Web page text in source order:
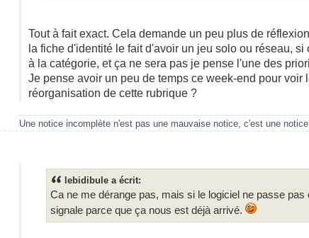
Tout à fait exact. Cela demande un peu plus de
la fiche d'identité le fait d'avoir un jeu solo ou réseau,
à la catégorie, et ça ne sera pas je pense l'une des
Je pense avoir un peu de temps ce week-end pour
réorganisation de cette rubrique ?
Une notice incomplète n'est pas une mauvaise notice, c'est une
lebidibule a écrit:
Ca ne me dérange pas, mais si le logiciel ne passe
signale parce que ça nous est déjà arrivé.